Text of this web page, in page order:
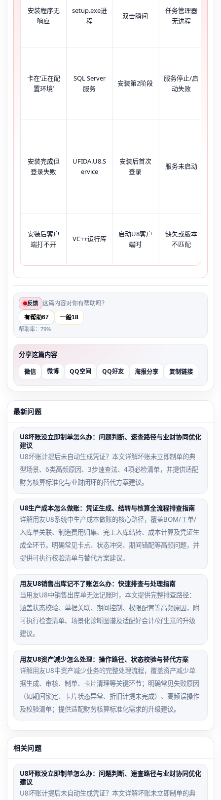
安装程序无
响应
setup.exe进
程
双击瞬间
任务管理器
无进程
卡在‘正在配
置环境’
SQL Server
服务
安装第2阶段
服务停止/启
动失败
安装完成但
登录失败
UFIDA.U8.S
ervice
安装后首次
登录
服务未启动
安装后客户
端打不开
VC++运行库
启动U8客户
端时
缺失或版本
不匹配
反馈 这篇内容对你有帮助吗？
有帮助67 一般18
帮助率：79%
分享这篇内容
微信 微博 QQ空间 QQ好友 海报分享 复制链接
最新问题
U8坏账没立即制单怎么办：问题判断、速查路径与业财协同优化
建议
U8坏账计提后未自动生成凭证？本文详解坏账未立即制单的典
型场景、6类高频原因、3步速查法、4项必检清单，并提供适配
财务核算标准化与业财闭环的替代方案建议。
U8生产成本怎么做账：凭证生成、结转与核算全流程排查指南
详解用友U8系统中生产成本做账的核心路径，覆盖BOM/工单/
入库单关联、制造费用归集、完工入库结转、成本计算及凭证生
成全环节。明确常见卡点、状态冲突、期间错配等高频问题，并
提供可执行校验清单与替代方案建议。
用友U8销售出库记不了账怎么办：快速排查与处理指南
当用友U8中销售出库单无法记账时，本文提供完整排查路径：
涵盖状态校验、单据关联、期间控制、权限配置等高频原因，附
可执行检查清单、场景化诊断图谱及适配好会计/好生意的升级
建议。
用友U8资产减少怎么处理：操作路径、状态校验与替代方案
详解用友U8中资产减少业务的完整处理流程，覆盖资产减少单
据生成、审核、制单、卡片清理等关键环节；明确常见失败原因
（如期间锁定、卡片状态异常、折旧计提未完成）、高频误操作
及校验清单；提供适配财务核算标准化需求的升级建议。
相关问题
U8坏账没立即制单怎么办：问题判断、速查路径与业财协同优化
建议
U8坏账计提后未自动生成凭证？本文详解坏账未立即制单的典